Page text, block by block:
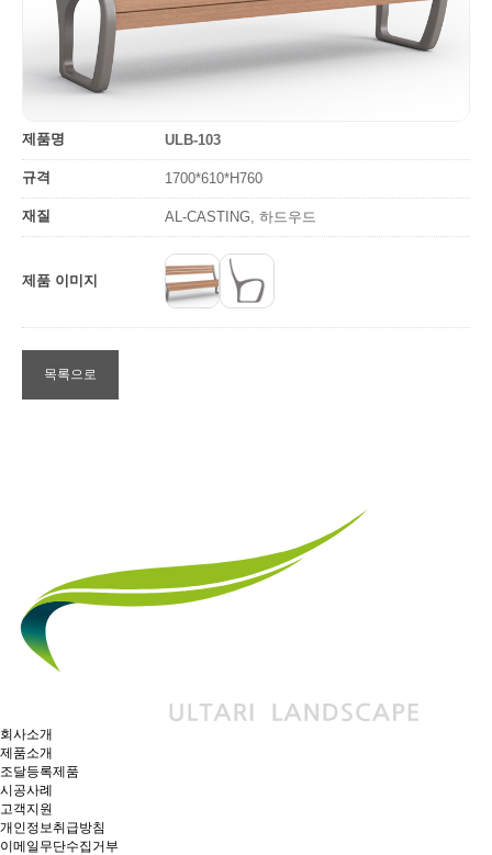
제품명 ULB-103
규격 1700*610*H760
재질 AL-CASTING, 하드우드
제품 이미지
목록으로
회사소개
제품소개
조달등록제품
시공사례
고객지원
개인정보취급방침
이메일무단수집거부